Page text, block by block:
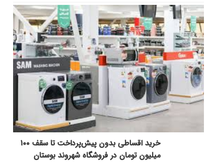
خرید اقساطی بدون پیش‌پرداخت تا سقف ۱۰۰
میلیون تومان در فروشگاه شهروند بوستان